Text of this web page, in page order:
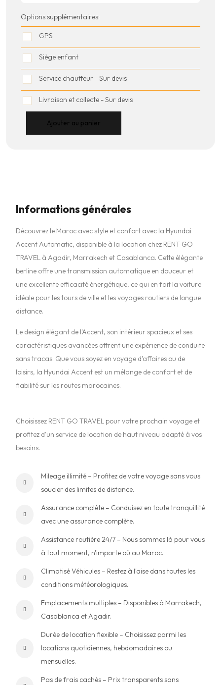
Informations générales
Découvrez le Maroc avec style et confort avec la Hyundai
Accent Automatic, disponible à la location chez RENT GO
TRAVEL à Agadir, Marrakech et Casablanca. Cette élégante
berline offre une transmission automatique en douceur et
une excellente efficacité énergétique, ce qui en fait la voiture
idéale pour les tours de ville et les voyages routiers de longue
distance.
Le design élégant de l'Accent, son intérieur spacieux et ses
caractéristiques avancées offrent une expérience de conduite
sans tracas. Que vous soyez en voyage d'affaires ou de
loisirs, la Hyundai Accent est un mélange de confort et de
fiabilité sur les routes marocaines.
Choisissez RENT GO TRAVEL pour votre prochain voyage et
profitez d'un service de location de haut niveau adapté à vos
besoins.
Mileage illimité – Profitez de votre voyage sans vous
soucier des limites de distance.
Assurance complète – Conduisez en toute tranquillité
avec une assurance complète.
Assistance routière 24/7 – Nous sommes là pour vous
à tout moment, n'importe où au Maroc.
Climatisé Véhicules – Restez à l'aise dans toutes les
conditions météorologiques.
Emplacements multiples – Disponibles à Marrakech,
Casablanca et Agadir.
Durée de location flexible – Choisissez parmi les
locations quotidiennes, hebdomadaires ou
mensuelles.
Pas de frais cachés – Prix transparents sans
Options supplémentaires:
GPS
Siège enfant
Service chauffeur - Sur devis
Livraison et collecte - Sur devis
Ajouter au panier